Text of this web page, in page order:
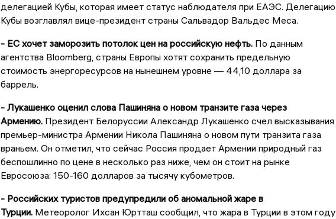
делегацией Кубы, которая имеет статус наблюдателя при ЕАЭС. Делегацию
Кубы возглавлял вице-президент страны Сальвадор Вальдес Меса.
- ЕС хочет заморозить потолок цен на российскую нефть. По данным
агентства Bloomberg, страны Европы хотят сохранить предельную
стоимость энергоресурсов на нынешнем уровне — 44,10 доллара за
баррель.
- Лукашенко оценил слова Пашиняна о новом транзите газа через
Армению.Президент Белоруссии Александр Лукашенко счел высказывания
премьер-министра Армении Никола Пашиняна о новом пути транзита газа
враньем. Он отметил, что сейчас Россия продает Армении природный газ
беспошлинно по цене в несколько раз ниже, чем он стоит на рынке
Евросоюза: 150-160 долларов за тысячу кубометров.
- Российских туристов предупредили об аномальной жаре в
Турции. Метеоролог Ихсан Юртташ сообщил, что жара в Турции в этом году